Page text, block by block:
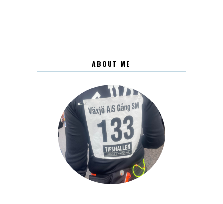
ABOUT ME